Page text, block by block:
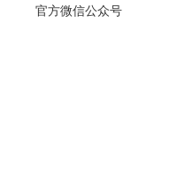
官方微信公众号